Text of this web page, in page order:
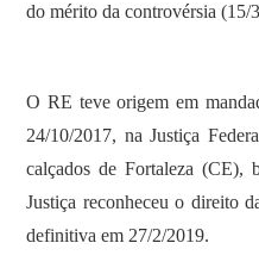
do mérito da controvérsia (15/
O RE teve origem em
24/10/2017, na Justiça
calçados de Fortaleza (CE),
Justiça reconheceu o direito
definitiva em 27/2/2019.